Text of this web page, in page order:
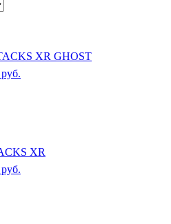
XR GHOST
руб.
XR
руб.